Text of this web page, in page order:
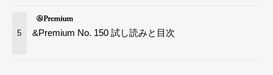
5 &Premium No. 150 試し読みと目次